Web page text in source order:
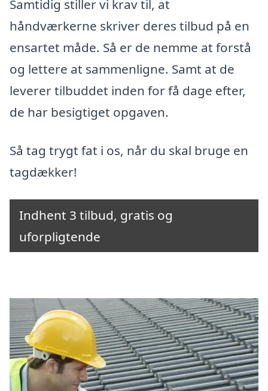
Samtidig stiller vi krav til, at
håndværkerne skriver deres tilbud på en
ensartet måde. Så er de nemme at forstå
og lettere at sammenligne. Samt at de
leverer tilbuddet inden for få dage efter,
de har besigtiget opgaven.
Så tag trygt fat i os, når du skal bruge en
tagdækker!
Indhent 3 tilbud, gratis og
uforpligtende